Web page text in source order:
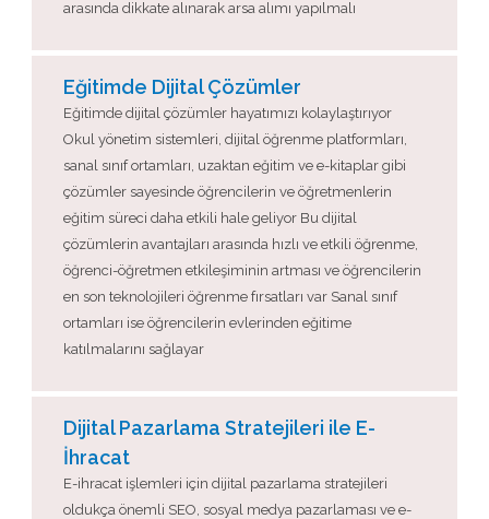
arasında dikkate alınarak arsa alımı yapılmalı
Eğitimde Dijital Çözümler
Eğitimde dijital çözümler hayatımızı kolaylaştırıyor
Okul yönetim sistemleri, dijital öğrenme platformları,
sanal sınıf ortamları, uzaktan eğitim ve e-kitaplar gibi
çözümler sayesinde öğrencilerin ve öğretmenlerin
eğitim süreci daha etkili hale geliyor Bu dijital
çözümlerin avantajları arasında hızlı ve etkili öğrenme,
öğrenci-öğretmen etkileşiminin artması ve öğrencilerin
en son teknolojileri öğrenme fırsatları var Sanal sınıf
ortamları ise öğrencilerin evlerinden eğitime
katılmalarını sağlayar
Dijital Pazarlama Stratejileri ile E-
İhracat
E-ihracat işlemleri için dijital pazarlama stratejileri
oldukça önemli SEO, sosyal medya pazarlaması ve e-